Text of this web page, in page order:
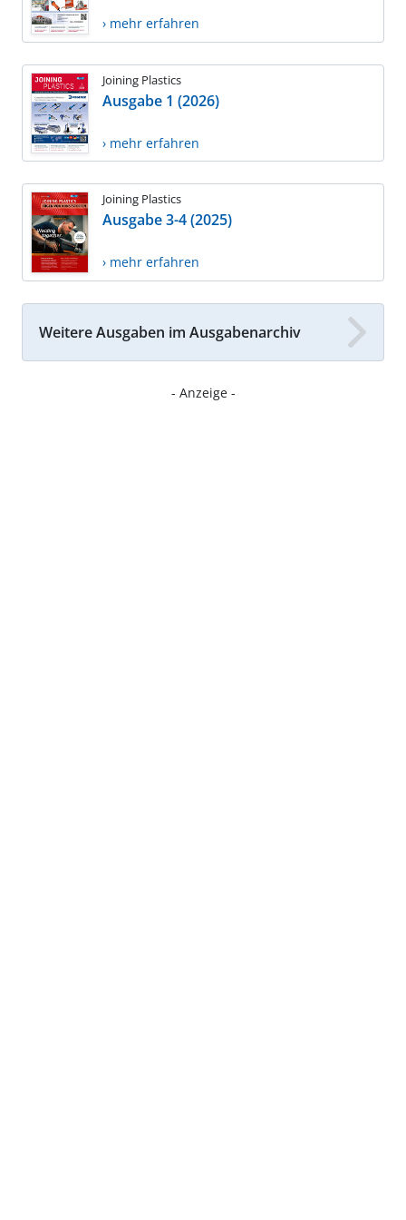
› mehr erfahren
Joining Plastics
Ausgabe 1 (2026)
› mehr erfahren
Joining Plastics
Ausgabe 3-4 (2025)
› mehr erfahren
Weitere Ausgaben im Ausgabenarchiv
- Anzeige -